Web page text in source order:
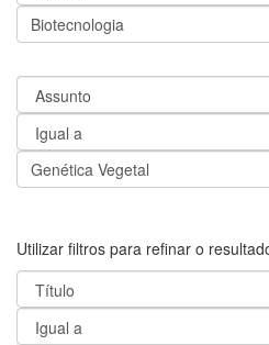
Utilizar filtros para refinar o